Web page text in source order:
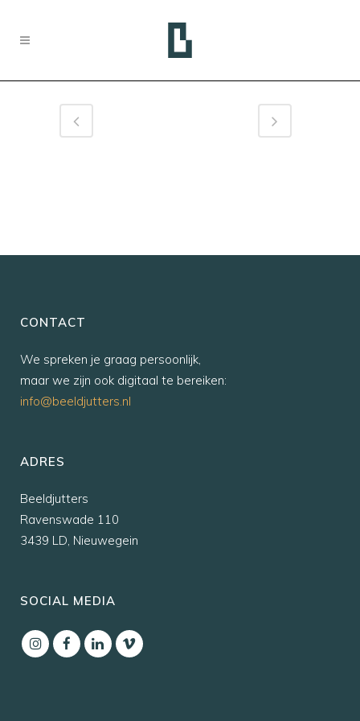
CONTACT
We spreken je graag persoonlijk,
maar we zijn ook digitaal te bereiken:
info@beeldjutters.nl
ADRES
Beeldjutters
Ravenswade 110
3439 LD, Nieuwegein
SOCIAL MEDIA